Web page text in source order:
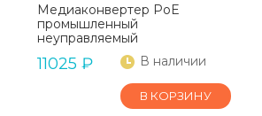
Медиаконвертер PoE
промышленный
неуправляемый
11025 ₽ В наличии
В КОРЗИНУ